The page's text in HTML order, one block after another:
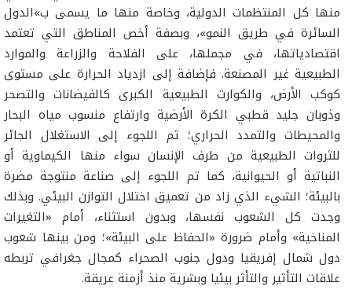
منها كل المنتظمات الدولية، وخاصة منها ما يسمى ب»الدول
السائرة في طريق النمو»، وبصفة أخص المناطق التي تعتمد
اقتصادياتها، في مجملها، على الفلاحة والزراعة والموارد
الطبيعية غير المصنعة. فإضافة إلى ازدياد الحرارة على مستوى
كوكب الأرض، والكوارث الطبيعية الكبرى كالفيضانات والتصحر
وذوبان جليد قطبي الكرة الأرضية وارتفاع منسوب مياه البحار
والمحيطات والتمدد الحراري؛ ثم اللجوء إلى الاستغلال الجائر
للثروات الطبيعية من طرف الإنسان سواء منها الكيماوية أو
النباتية أو الحيوانية، كما تم اللجوء إلى صناعة منتوجة مضرة
بالبيئة؛ الشيء الذي زاد من تعميق اختلال التوازن البيئي. وبذلك
وجدت كل الشعوب نفسها، وبدون استثناء، أمام «التغيرات
المناخية» وأمام ضرورة «الحفاظ على البيئة»؛ ومن بينها شعوب
دول شمال إفريقيا ودول جنوب الصحراء كمجال جغرافي تربطه
علاقات التأثير والتأثر بيئيا وبشرية منذ أزمنة عريقة.